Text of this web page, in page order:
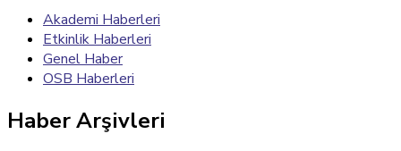
Akademi Haberleri
Etkinlik Haberleri
Genel Haber
OSB Haberleri
Haber Arşivleri